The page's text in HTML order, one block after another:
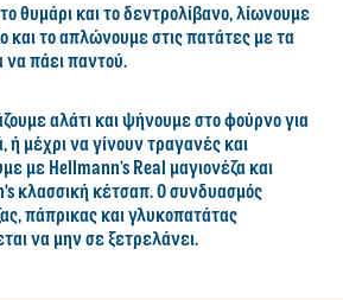
θυμάρι και το δεντρολίβανο, λίωνουμε
και το απλώνουμε στις πατάτες με τα
να πάει παντού.
αλάτι και ψήνουμε στο φούρνο για
ή μέχρι να γίνουν τραγανές και
με Hellmann’s Real μαγιονέζα και
κλασσική κέτσαπ. Ο συνδυασμός
πάπρικας και γλυκοπατάτας
να μην σε ξετρελάνει.